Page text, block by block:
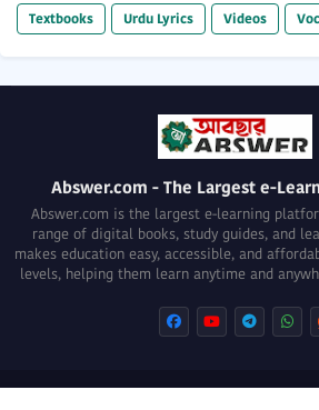
Textbooks
Urdu Lyrics Videos
Abswer.com - The Largest e-
Abswer.com is the largest e-learning
range of digital books, study guides, and
makes education easy, accessible, and
levels, helping them learn anytime and